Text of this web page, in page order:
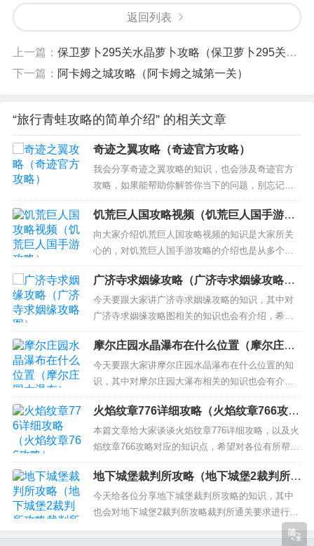
返回列表
上一篇： 保卫萝卜295关水晶萝卜攻略（保卫萝卜295关攻略图水晶萝视频）
下一篇： 阿卡姆之城攻略（阿卡姆之城第一关）
“旅行青蛙攻略的简单介绍” 的相关文章
奇迹之翼攻略（奇迹官方攻略）
我会分享奇迹之翼攻略的知识，也会涉及奇迹官方
攻略，如果能帮助你解答你当下的问题，别忘记关
注我们吧！ 本文目录一览： 1、qq飞车奇迹之翼如
何改装 2、《奇迹MU》翅膀合成秘籍 3、奇迹mu翅
膀合成攻略 奇迹mu翅膀怎样合成攻略 4、奇迹里怎
么合翅膀？需要什么材料？ qq飞车奇迹之翼如...
饥荒巨人国攻略视频（饥荒巨人国手游攻
略）
向大家介绍饥荒巨人国攻略视频的知识是大家所关
心的，对饥荒巨人国手游攻略的介绍也是从多个角
度来解答，希望可以让大家解决现在的问题！ 本文
目录一览： 1、《饥荒巨人国》和原版有什么区别?
2、饥荒巨人国度怎么玩 饥荒巨人国度初期流程攻略
介绍 3、饥荒巨人国冬天怎么过 4、《饥荒》海难与
巨人国...
广济寺求姻缘攻略（广济寺求姻缘攻略
图）
今天要跟大家讲广济寺求姻缘攻略的知识，其中对
广济寺求姻缘攻略图相关的知识也会有介绍，希望
可以帮助大家解答当下的疑问！ 本文目录一览：
1、北京四大求姻缘寺庙 2、去寺庙求姻缘有什么注
意事项 3、北京广济寺求姻缘有什么讲究 北京广济
寺求姻缘的注意事项 4、关于求姻缘，急！！！ 5、
去...
摩尔庄园水晶瀑布在什么位置（摩尔庄园
大瀑布）
今天要跟大家讲摩尔庄园水晶瀑布在什么位置的知
识，其中对摩尔庄园大瀑布相关的知识也会有介
绍，希望可以帮助大家解答当下的疑问！ 本文目录
一览： 1、摩尔庄园最新全攻略 2、摩尔庄园任务攻
略 3、摩尔庄园里，黑森林探险的线索“彩虹瀑布”的
东西在哪里？ 4、摩尔庄园 5、摩尔庄园4月10号...
火焰纹章776详细攻略（火焰纹章766攻
略）
本篇文章给大家谈谈火焰纹章776详细攻略，以及火
焰纹章766攻略对应的知识点，希望对各位有所帮
助，不要忘了收藏本站喔。 本文目录一览： 1、火
焰纹章多拉基亚776主要练哪几个 2、火焰之纹章多
拉基亚776攻略艾薇儿石化怎么解除 3、火焰文章 多
拉基亚776攻略敌人的装备怎么拿？ 4、火焰...
地下城堡裁判所攻略（地下城堡2裁判所攻
略裁判所通关要求）
今天给各位分享地下城堡裁判所攻略的知识，其中
也会对地下城堡2裁判所攻略裁判所通关要求进行解
释，如果能碰巧解决你现在面临的问题，别忘了关